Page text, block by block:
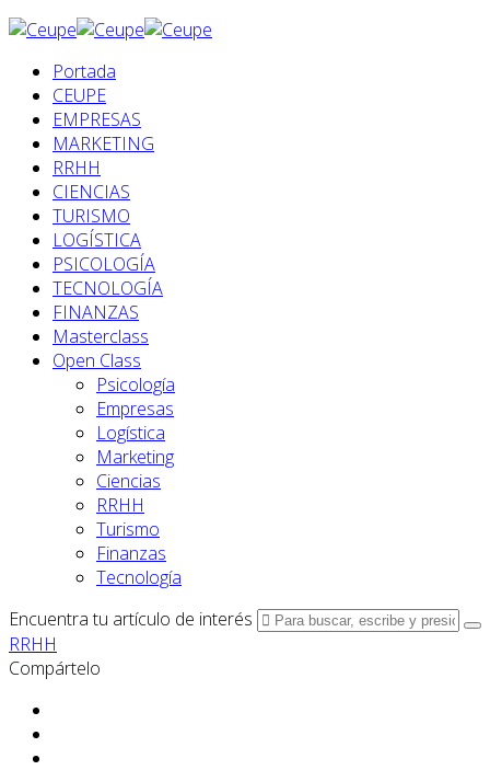
Portada
CEUPE
EMPRESAS
MARKETING
RRHH
CIENCIAS
TURISMO
LOGÍSTICA
PSICOLOGÍA
TECNOLOGÍA
FINANZAS
Masterclass
Open Class
Psicología
Empresas
Logística
Marketing
Ciencias
RRHH
Turismo
Finanzas
Tecnología
Encuentra tu artículo de interés
RRHH
Compártelo